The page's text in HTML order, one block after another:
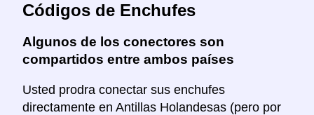
Códigos de Enchufes
Algunos de los conectores son
compartidos entre ambos países
Usted prodra conectar sus enchufes
directamente en Antillas Holandesas (pero por